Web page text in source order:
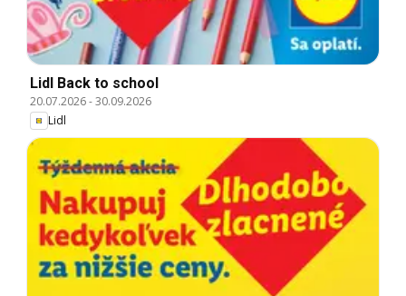
Lidl Back to school
20.07.2026-30.09.2026
Lidl